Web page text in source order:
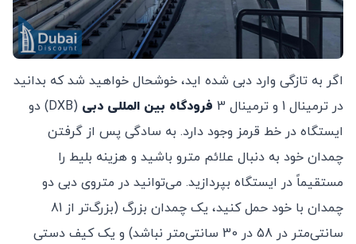
اگر به تازگی وارد دبی شده اید، خوشحال خواهید شد که بدانید
در ترمینال 1 و ترمینال 3
فرودگاه بین المللی دبی
(DXB) دو
ایستگاه در خط قرمز وجود دارد. به سادگی پس از گرفتن
چمدان خود به دنبال علائم مترو باشید و هزینه بلیط را
مستقیماً در ایستگاه بپردازید. می‌توانید در متروی دبی دو
چمدان با خود حمل کنید، یک چمدان بزرگ (بزرگ‌تر از 81
سانتی‌متر در 58 در 30 سانتی‌متر نباشد) و یک کیف دستی